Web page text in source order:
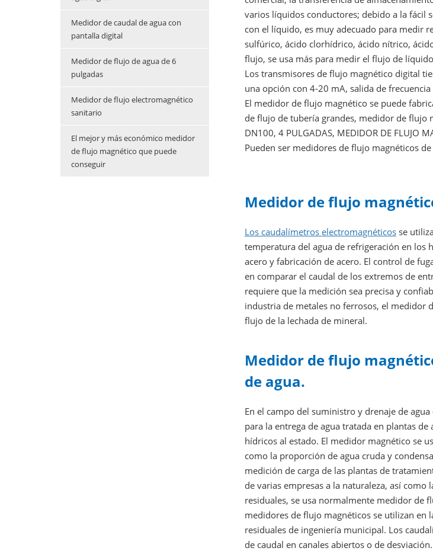
Medidor de caudal de agua con
pantalla digital
Medidor de flujo de agua de 6
pulgadas
Medidor de flujo electromagnético
sanitario
El mejor y más económico medidor
de flujo magnético que puede
conseguir
varios líquidos conductores; debido a la fácil
con el líquido, es muy adecuado para medir
sulfúrico, ácido clorhídrico, ácido nítrico,
flujo, se usa más para medir el flujo de
Los transmisores de flujo magnético digital
una opción con 4-20 mA, salida de
El medidor de flujo magnético se puede
de flujo de tubería grandes, medidor de flujo
DN100, 4 PULGADAS, MEDIDOR DE FLUJO
Pueden ser medidores de flujo magnéticos
Medidor de flujo
Los caudalímetros electromagnéticosse
temperatura del agua de refrigeración en los
acero y fabricación de acero. El control de
en comparar el caudal de los extremos de
requiere que la medición sea precisa y
industria de metales no ferrosos, el medidor
flujo de la lechada de mineral.
Medidor de flujo
de agua.
En el campo del suministro y drenaje de
para la entrega de agua tratada en plantas
hídricos al estado. El medidor magnético se
como la proporción de agua cruda y
medición de carga de las plantas de
de varias empresas a la naturaleza, así
residuales, se usa normalmente medidor de
medidores de flujo magnéticos se utilizan en
residuales de ingeniería municipal. Los
de caudal en canales abiertos o de desviación.